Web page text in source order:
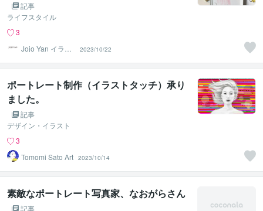
記事
ライフスタイル
3
Jojo Yan イラス
トレーター
2023/10/22
ポートレート制作（イラストタッチ）承り
ました。
記事
デザイン・イラスト
3
Tomomi Sato Art 2023/10/14
素敵なポートレート写真家、なおがらさん
記事